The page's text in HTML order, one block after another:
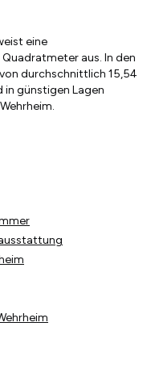
eine
aus. In den
durchschnittlich 15,54
günstigen Lagen